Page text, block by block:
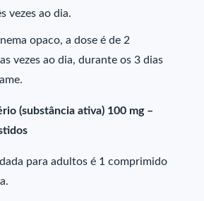
vezes ao dia.
opaco, a dose é de 2
vezes ao dia, durante os 3 dias
(substância ativa) 100 mg –
para adultos é 1 comprimido